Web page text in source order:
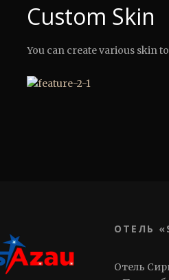
Custom Skin
You can create various skin
ОТЕЛЬ
Отель